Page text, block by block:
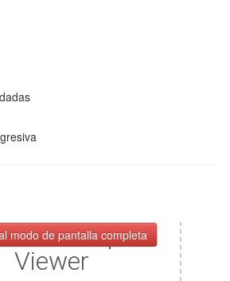
modo de pantalla completa